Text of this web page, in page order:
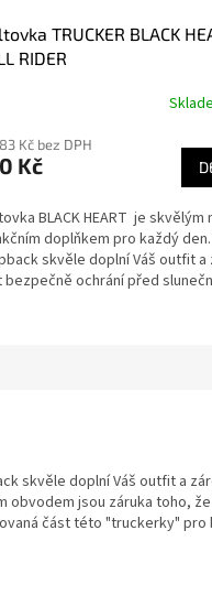
TRUCKER BLACK
RIDER
Kč bez DPH
Kč
BLACK HEART je skvělým
doplňkem pro každý
skvěle doplní Váš outfit a
bezpečně ochrání před
skvěle doplní Váš outfit a
obvodem jsou záruka toho,
část této "truckerky" pro